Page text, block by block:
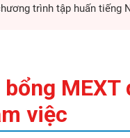
trình tập huấn tiếng
việc